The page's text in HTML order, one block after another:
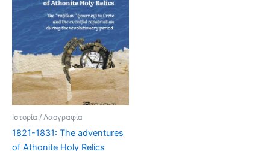
Ιστορία / Λαογραφία
1821-1831: The adventures
of Athonite Holy Relics